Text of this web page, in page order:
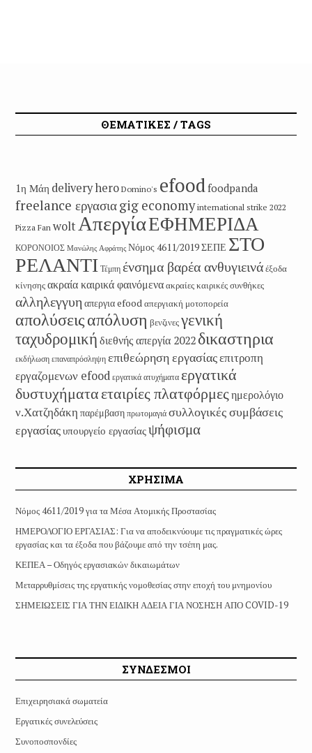
ΘΕΜΑΤΙΚΕΣ / TAGS
1η Μάη delivery hero Domino's efoodfoodpanda
freelance εργασιαgig economy international strike 2022
Pizza Fan woltΑπεργίαΕΦΗΜΕΡΙΔΑ
ΚΟΡΟΝΟΙΟΣ Μανώλης Αφράτης Νόμος 4611/2019ΣΕΠΕ ΣΤΟ
ΡΕΛΑΝΤΙ Τέμπη ένσημα βαρέα ανθυγιεινάέξοδα
κίνησηςακραία καιρικά φαινόμεναακραίες καιρικές συνθήκες
αλληλεγγυη απεργια efoodαπεργιακή μοτοπορεία
απολύσειςαπόλυση βενζινεςγενική
ταχυδρομική διεθνής απεργία 2022 δικαστηρια
εκδήλωση επαναπρόσληψη επιθεώρηση εργασίαςεπιτροπη
εργαζομενων efood εργατικά ατυχήματα εργατικά
δυστυχήματαεταιρίες πλατφόρμες ημερολόγιο
ν.Χατζηδάκη παρέμβαση πρωτομαγιά συλλογικές συμβάσεις
εργασίαςυπουργείο εργασίαςψήφισμα
ΧΡΗΣΙΜΑ
Νόμος 4611/2019 για τα Μέσα Ατομικής Προστασίας
ΗΜΕΡΟΛΟΓΙΟ ΕΡΓΑΣΙΑΣ: Για να αποδεικνύουμε τις πραγματικές ώρες
εργασίας και τα έξοδα που βάζουμε από την τσέπη μας.
ΚΕΠΕΑ – Οδηγός εργασιακών δικαιωμάτων
Μεταρρυθμίσεις της εργατικής νομοθεσίας στην εποχή του μνημονίου
ΣΗΜΕΙΩΣΕΙΣ ΓΙΑ ΤΗΝ ΕΙΔΙΚΗ ΑΔΕΙΑ ΓΙΑ ΝΟΣΗΣΗ ΑΠΟ COVID-19
ΣΥΝΔΕΣΜΟΙ
Επιχειρησιακά σωματεία
Εργατικές συνελεύσεις
Συνοποσπονδίες